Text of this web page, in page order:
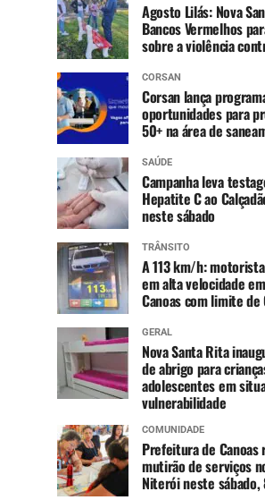
Agosto Lilás: Nova
Bancos Vermelhos
sobre a violência
CORSAN
Corsan lança
oportunidades para
50+ na área de
SAÚDE
Campanha leva
Hepatite C ao
neste sábado
TRÂNSITO
A 113 km/h:
em alta velocidade
Canoas com limite
GERAL
Nova Santa Rita
de abrigo para
adolescentes em
vulnerabilidade
COMUNIDADE
Prefeitura de Canoas
mutirão de serviços
Niterói neste sábado,